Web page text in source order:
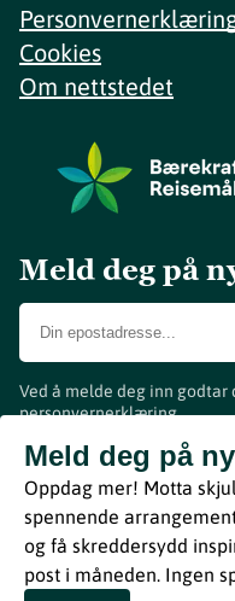
Cookies
Om nettstedet
Meld deg på
Ved å melde deg inn
personvernerklæring.
Meld deg på
Oppdag mer! Motta
spennende
og få skreddersydd
post i måneden. Ingen
Turistinformasjon
Vestfold
ByBreakfast